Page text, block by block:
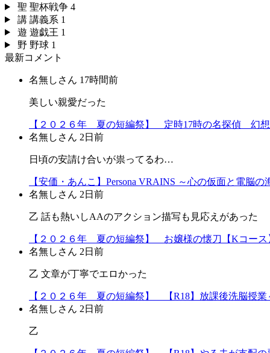
聖 聖杯戦争 4
講 講義系 1
遊 遊戯王 1
野 野球 1
最新コメント
名無しさん 17時間前
美しい親愛だった
【２０２６年 夏の短編祭】 定時17時の名探偵 幻想
名無しさん 2日前
日頃の安請け合いが祟ってるわ…
【安価・あんこ】Persona VRAINS ～心の仮面と電
名無しさん 2日前
乙 話も熱いしAAのアクション描写も見応えがあった
【２０２６年 夏の短編祭】 お嬢様の懐刀【Kコース
名無しさん 2日前
乙 文章が丁寧でエロかった
【２０２６年 夏の短編祭】 【R18】放課後洗脳授
名無しさん 2日前
乙